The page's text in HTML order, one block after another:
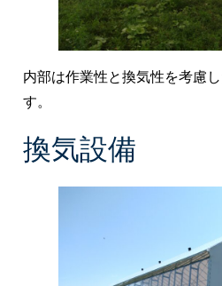
内部は作業性と換気性を考慮
す。
換気設備